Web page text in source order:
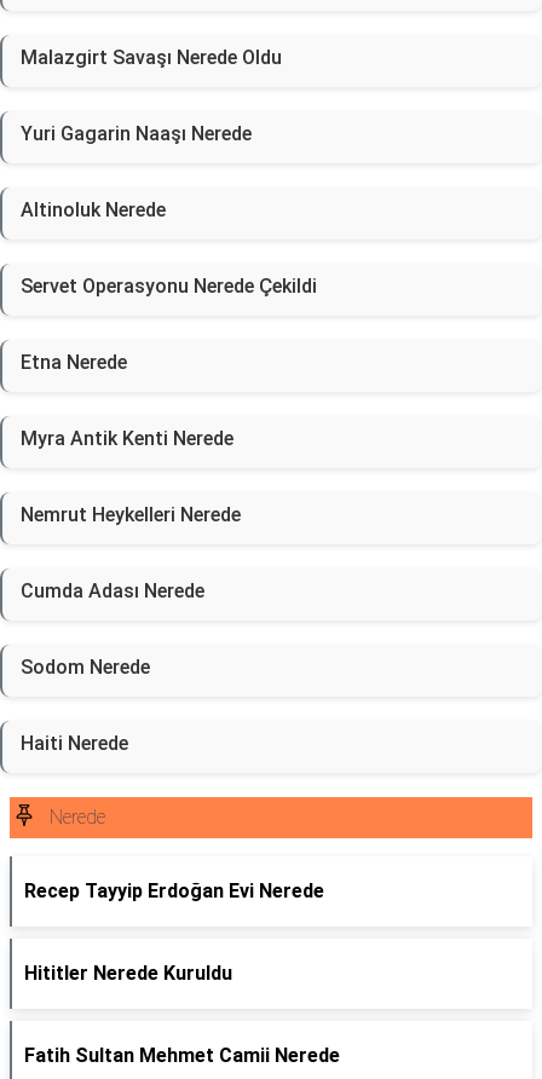
Malazgirt Savaşı Nerede Oldu
Yuri Gagarin Naaşı Nerede
Altinoluk Nerede
Servet Operasyonu Nerede Çekildi
Etna Nerede
Myra Antik Kenti Nerede
Nemrut Heykelleri Nerede
Cumda Adası Nerede
Sodom Nerede
Haiti Nerede
Nerede
Recep Tayyip Erdoğan Evi Nerede
Hititler Nerede Kuruldu
Fatih Sultan Mehmet Camii Nerede